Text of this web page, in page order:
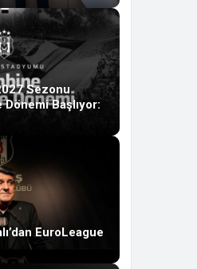
Sezonu
Başlıyor:
EuroLeague